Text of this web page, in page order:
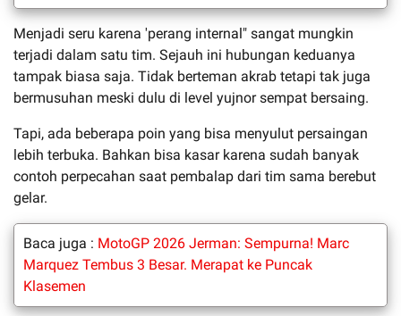
Menjadi seru karena 'perang internal" sangat mungkin
terjadi dalam satu tim. Sejauh ini hubungan keduanya
tampak biasa saja. Tidak berteman akrab tetapi tak juga
bermusuhan meski dulu di level yujnor sempat bersaing.
Tapi, ada beberapa poin yang bisa menyulut persaingan
lebih terbuka. Bahkan bisa kasar karena sudah banyak
contoh perpecahan saat pembalap dari tim sama berebut
gelar.
Baca juga : MotoGP 2026 Jerman: Sempurna! Marc
Marquez Tembus 3 Besar. Merapat ke Puncak
Klasemen